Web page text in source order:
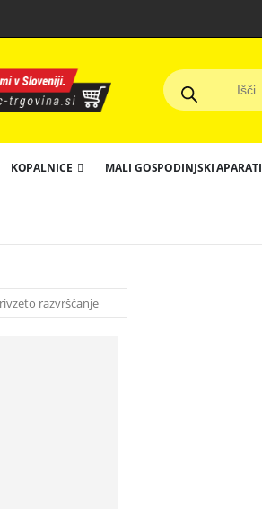
KOPALNICE MALI GOSPODINJSKI APARATI